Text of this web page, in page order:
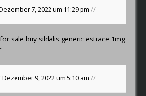
7, 2022 um 11:29 pm//
for salebuy sildalis generic estrace 1mg
Dezember 9, 2022 um 5:10 am//